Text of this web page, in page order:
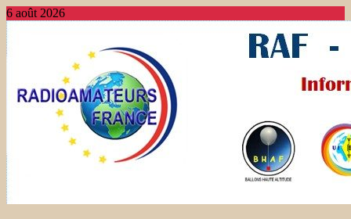
6 août 2026